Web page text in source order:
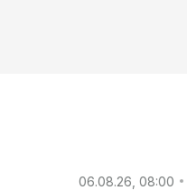
06.08.26, 08:00